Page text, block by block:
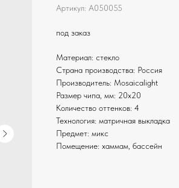
Артикул: A050055
под заказ
Материал: стекло
Страна производства: Россия
Производитель: Mosaicalight
Размер чипа, мм: 20х20
Количество оттенков: 4
Технология: матричная выкладка
Предмет: микс
Помещение: хаммам, бассейн